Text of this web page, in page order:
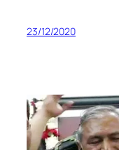
23/12/2020